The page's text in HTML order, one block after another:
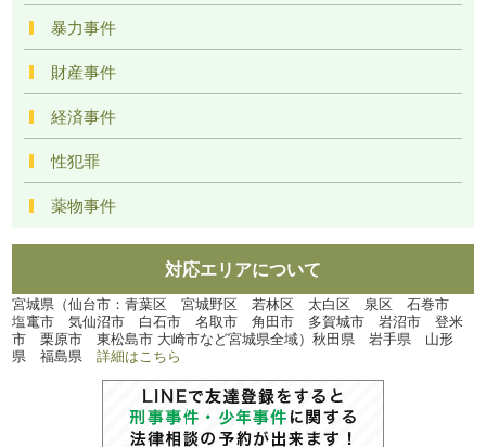
暴力事件
財産事件
経済事件
性犯罪
薬物事件
対応エリアについて
宮城県（仙台市：青葉区 宮城野区 若林区 太白区 泉区 石巻市
塩竃市 気仙沼市 白石市 名取市 角田市 多賀城市 岩沼市 登米
市 栗原市 東松島市 大崎市など宮城県全域）秋田県 岩手県 山形
県 福島県詳細はこちら